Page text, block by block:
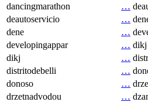
dancingmarathon
…
deautoservicio
…
dene
…
developingappar
… dikj
dikj
…
distritodebelli
…
donoso
…
drzetnadvodou
…